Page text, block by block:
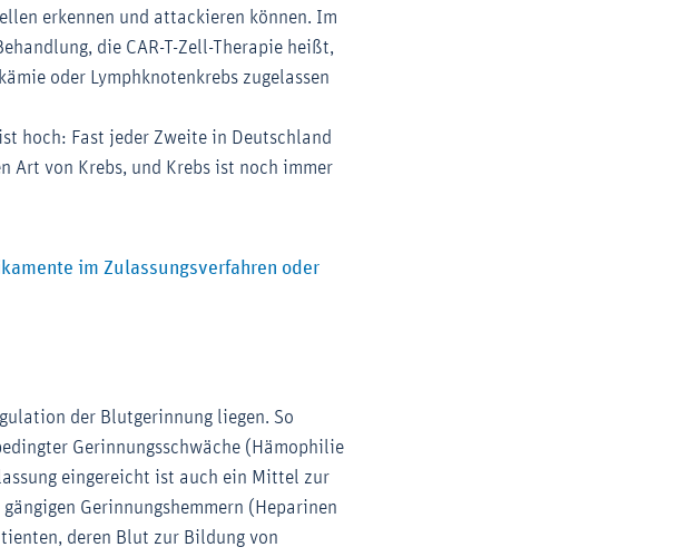
erkennen und attackieren können. Im
die CAR-T-Zell-Therapie heißt,
oder Lymphknotenkrebs zugelassen
hoch: Fast jeder Zweite in Deutschland
Art von Krebs, und Krebs ist noch immer
im Zulassungsverfahren oder
neuen Fenster)
der Blutgerinnung liegen. So
Gerinnungsschwäche (Hämophilie
eingereicht ist auch ein Mittel zur
Gerinnungshemmern (Heparinen
deren Blut zur Bildung von